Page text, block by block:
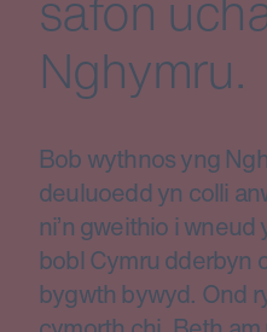
Nghymru.
Bob wythnos yng
deuluoedd yn colli
ni’n gweithio i
bobl Cymru dderbyn
bygwth bywyd. Ond